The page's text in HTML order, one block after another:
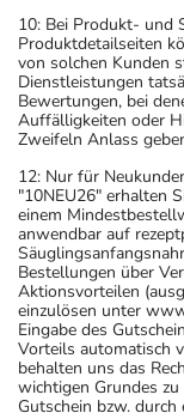
10: Bei Produkt- und
Produktdetailseiten
von solchen Kunden
Dienstleistungen
Bewertungen, bei
Auffälligkeiten oder
Zweifeln Anlass
12: Nur für
"10NEU26" erhalten
einem
anwendbar auf
Bestellungen über
Aktionsvorteilen
einzulösen unter
Eingabe des
Vorteils automatisch
behalten uns das
wichtigen Grundes
Gutschein bzw.